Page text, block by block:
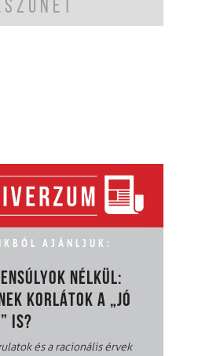
AJÁNLJUK:
NÉLKÜL:
KORLÁTOK A „JÓ
IS?
és a racionális érvek